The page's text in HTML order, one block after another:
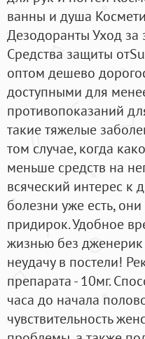
ванны и душа
Дезодоранты Уход
Средства защиты
оптом дешево
доступными для
противопоказаний
такие тяжелые
том случае, когда
меньше средств на
всяческий интерес
болезни уже есть,
придирок. Удобное
жизнью без дженерик
неудачу в постели!
препарата - 10мг.
часа до начала
чувствительность